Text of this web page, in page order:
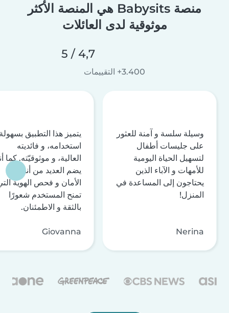
منصة Babysits هي المنصة الأكثر
موثوقية لدى العائلات
4,7 / 5
3.400+ التقييمات
وسيلة سلسة و آمنة للعثور
على جليسات أطفال
لتسهيل الحياة اليومية
للأمهات و الآباء الذين
يحتاجون إلى المساعدة في
المنزل!
Nerina
يتميز هذا التطبيق
استخدامه، و فائديته
العالية، و موثوقيّته. كما
يضم العديد من أنظمة
الأمان و فحص الهوية
تمنح المستخدم شعورًا
بالثقة و الاطمئنان.
Giovanna